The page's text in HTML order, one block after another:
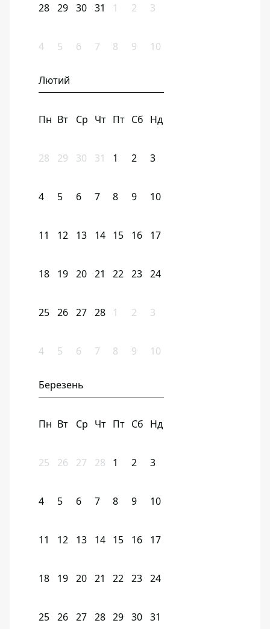
28 29 30 31 1 2 3
4 5 6 7 8 9 10
Лютий
Пн Вт Ср Чт Пт Сб Нд
28 29 30 31 1 2 3
4 5 6 7 8 9 10
11 12 13 14 15 16 17
18 19 20 21 22 23 24
25 26 27 28 1 2 3
4 5 6 7 8 9 10
Березень
Пн Вт Ср Чт Пт Сб Нд
25 26 27 28 1 2 3
4 5 6 7 8 9 10
11 12 13 14 15 16 17
18 19 20 21 22 23 24
25 26 27 28 29 30 31